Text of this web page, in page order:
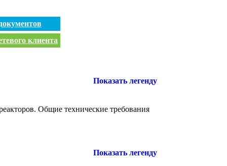
клиента
Показать легенду
Общие технические требования
Показать легенду